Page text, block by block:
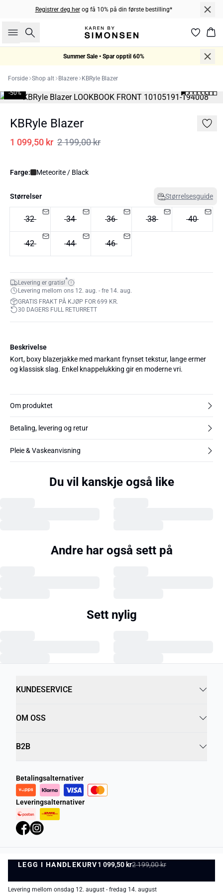
Registrer deg herog få 10% på din første bestilling*
Søk
Summer Sale • Spar opptil 60%
Forside Shop alt Blazere KBRyle Blazer
-50%
KBRyle Blazer
1 099,50 kr 2 199,00 kr
Farge: Meteorite / Black
Størrelser Størrelsesguide
32 34 36 38 40
42 44 46
Levering er gratis!*
Levering mellom ons 12. aug. - fre 14. aug.
GRATIS FRAKT PÅ KJØP FOR 699 KR.
30 DAGERS FULL RETURRETT
LEGG I HANDLEKURV1 099,50 kr2 199,00 kr
LEGG I HANDLEKURV
Levering mellom onsdag 12. august - fredag 14. august
Beskrivelse
Kort, boxy blazerjakke med markant frynset tekstur, lange ermer
og klassisk slag. Enkel knappelukking gir en moderne vri.
Om produktet
Betaling, levering og retur
Pleie & Vaskeanvisning
Du vil kanskje også like
Andre har også sett på
Sett nylig
KUNDESERVICE
OM OSS
B2B
Betalingsalternativer
Leveringsalternativer
Personvernregler Vilkår og betingelser